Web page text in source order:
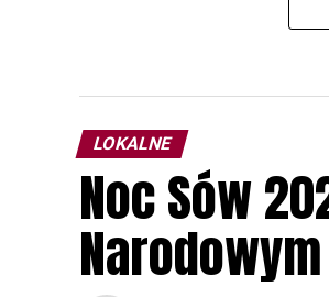
LOKALNE
Noc Sów
Narodowym